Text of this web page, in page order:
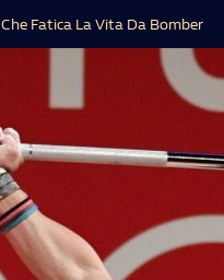
Che Fatica La Vita Da Bomber